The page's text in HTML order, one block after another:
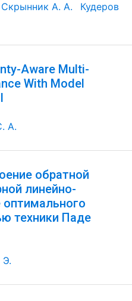
Скрынник А. А.
Кудеров
Aware Multi-
With Model
А.
обратной
линейно-
оптимального
техники Паде